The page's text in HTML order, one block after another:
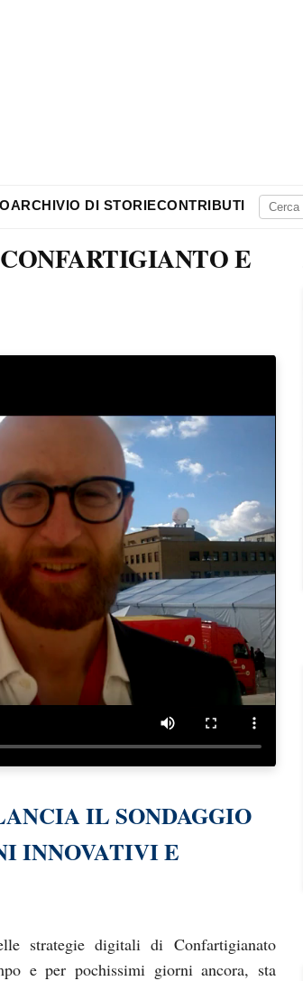
ARCHIVIO DI STORIECONTRIBUTI
E
IL SONDAGGIO
INNOVATIVI E
strategie digitali di Confartigianato
e per pochissimi giorni ancora, sta